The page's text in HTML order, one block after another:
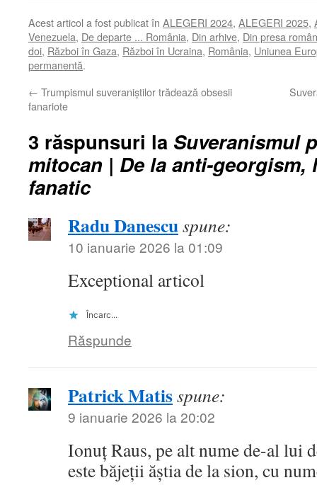
Acest articol a fost publicat în ALEGERI 2024, ALEGERI 2025,
Venezuela, De departe ... România, Din arhive, Din presa
doi, Război în Gaza, Război în Ucraina, România, Uniunea
permanentă.
← Trumpismul suveraniștilor trădează obsesii
fanariote
3 răspunsuri la Suveranismul
mitocan | De la anti-georgism,
fanatic
Radu Danescuspune:
10 ianuarie 2026 la 01:09
Exceptional articol
Încarc...
Răspunde
Patrick Matisspune:
9 ianuarie 2026 la 20:02
Ionuț Raus, pe alt nume de-al lui
este băjeții ăștia de la sion, cu